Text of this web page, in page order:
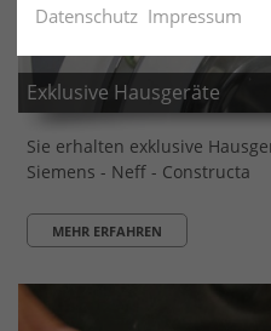
Exklusive Hausgeräte
Sie erhalten exklusive
Siemens - Neff - Constructa
MEHR ERFAHREN
Datenschutz Impressum